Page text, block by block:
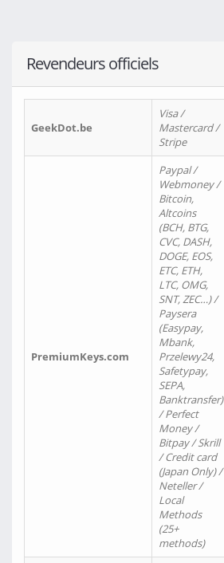
Revendeurs officiels
GeekDot.be
Visa /
Mastercard /
Stripe
PremiumKeys.com
Paypal /
Webmoney /
Bitcoin,
Altcoins
(BCH, BTG,
CVC, DASH,
DOGE, EOS,
ETC, ETH,
LTC, OMG,
SNT, ZEC…) /
Paysera
(Easypay,
Mbank,
Przelewy24,
Safetypay,
SEPA,
Banktransfer)
/ Perfect
Money /
Bitpay / Skrill
/ Credit card
(Japan Only) /
Neteller /
Local
Methods
(25+
methods)